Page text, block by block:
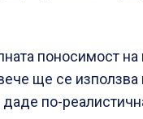
поносимост на
ще се
по-